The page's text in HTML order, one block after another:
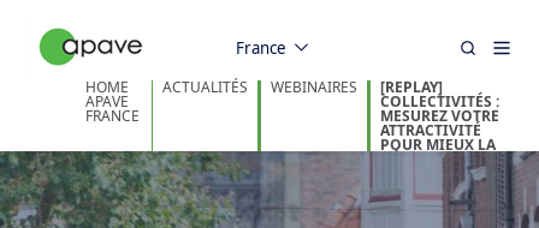
France
HOME
APAVE
FRANCE
ACTUALITÉS WEBINAIRES [REPLAY]
COLLECTIVITÉS :
MESUREZ VOTRE
ATTRACTIVITÉ
POUR MIEUX LA
DÉVELOPPER